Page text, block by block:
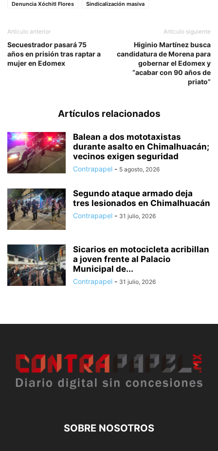
Denuncia Xóchitl Flores
Sindicalización masiva
Artículo anterior
Secuestrador pasará 75
años en prisión tras raptar a
mujer en Edomex
Artículo siguiente
Higinio Martínez busca
candidatura de Morena para
gobernar el Edomex y
“acabar con 90 años de
priato”
Artículos relacionados
Balean a dos mototaxistas
durante asalto en Chimalhuacán;
vecinos exigen seguridad
Contrapapel - 5 agosto, 2026
Segundo ataque armado deja
tres lesionados en Chimalhuacán
Contrapapel - 31 julio, 2026
Sicarios en motocicleta acribillan
a joven frente al Palacio
Municipal de...
Contrapapel - 31 julio, 2026
SOBRE NOSOTROS